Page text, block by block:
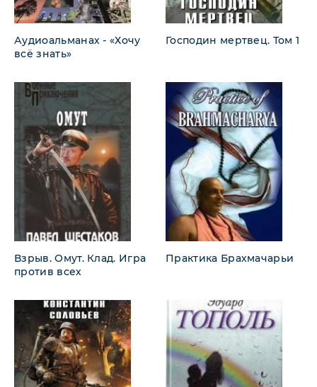
Аудиоальманах - «Хочу
всё знать»
Господин мертвец. Том 1
Взрыв. Омут. Клад. Игра
против всех
Практика Брахмачарьи